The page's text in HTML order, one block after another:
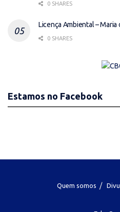
0 SHARES
Licença Ambiental – Maria
0 SHARES
Estamos no Facebook
Quem somos